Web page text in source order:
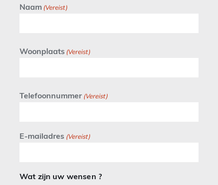
Naam (Vereist)
Woonplaats (Vereist)
Telefoonnummer (Vereist)
E-mailadres (Vereist)
Wat zijn uw wensen ?